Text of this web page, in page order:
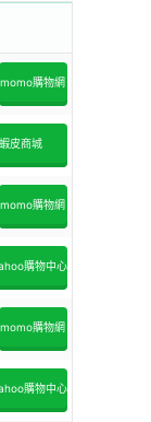
momo購物網
蝦皮商城
momo購物網
購物中心
momo購物網
購物中心